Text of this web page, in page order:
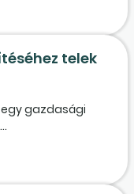
telek
gazdasági